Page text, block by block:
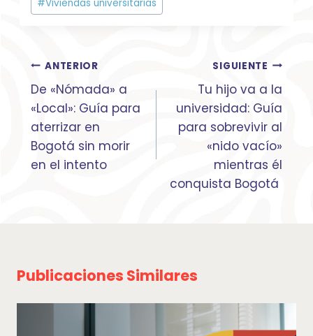
#Viviendas universitarias
Navegación
de
entradas
ANTERIOR
De «Nómada» a
«Local»: Guía para
aterrizar en
Bogotá sin morir
en el intento
SIGUIENTE
Tu hijo va a la
universidad: Guía
para sobrevivir al
«nido vacío»
mientras él
conquista Bogotá
Publicaciones Similares